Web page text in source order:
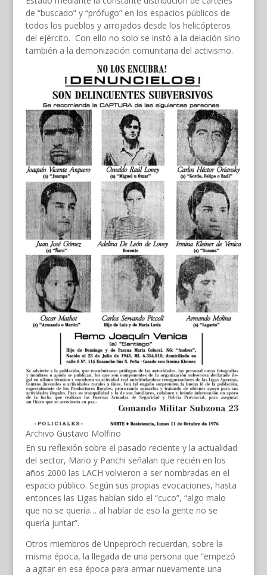
de “buscado” y “prófugo” en los espacios públicos de
todos los pueblos y arrojados desde los helicópteros
del ejército. Con ello no solo se instó a la delación sino
también a la demonización comunitaria del activismo.
Archivo Gustavo Molfino
En su reflexión sobre el pasado reciente y la actualidad
del sector, Mario y Panchi señalan que recién en los
años 2000 las LACH volvieron a ser nombradas en el
espacio público. Según sus propias evocaciones, hasta
entonces las Ligas habían sido el “cuco”, “algo malo
que no se quería… al hablar de eso la gente no se
quería juntar”.
Otros miembros de Unpeproch recuerdan, sobre la
misma época, la llegada de una persona que “empezó
a agitar en esa época para armar nuevamente una